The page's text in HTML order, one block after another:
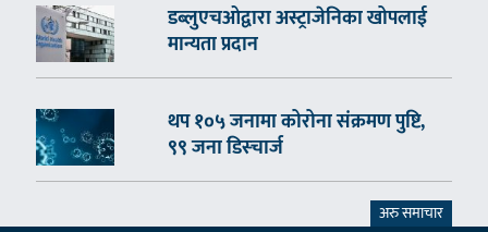
डब्लुएचओद्वारा अस्ट्राजेनिका खोपलाई
मान्यता प्रदान
थप १०५ जनामा कोरोना संक्रमण पुष्टि,
९९ जना डिस्चार्ज
अरु समाचार